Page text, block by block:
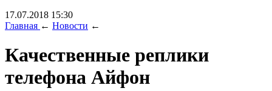
17.07.2018 15:30
Главная ← Новости ←
Качественные реплики
телефона Айфон